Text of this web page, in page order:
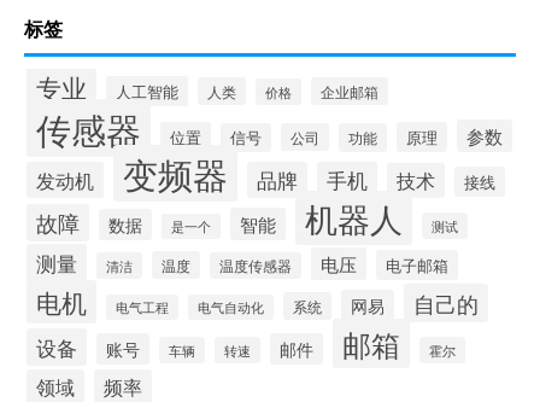
标签
专业 人工智能 人类 价格 企业邮箱
传感器 位置 信号 公司 功能 原理 参数
发动机 变频器 品牌 手机 技术 接线
故障 数据 是一个 智能 机器人 测试
测量 清洁 温度 温度传感器 电压 电子邮箱
电机 电气工程 电气自动化 系统 网易 自己的
设备 账号 车辆 转速 邮件 邮箱 霍尔
领域 频率